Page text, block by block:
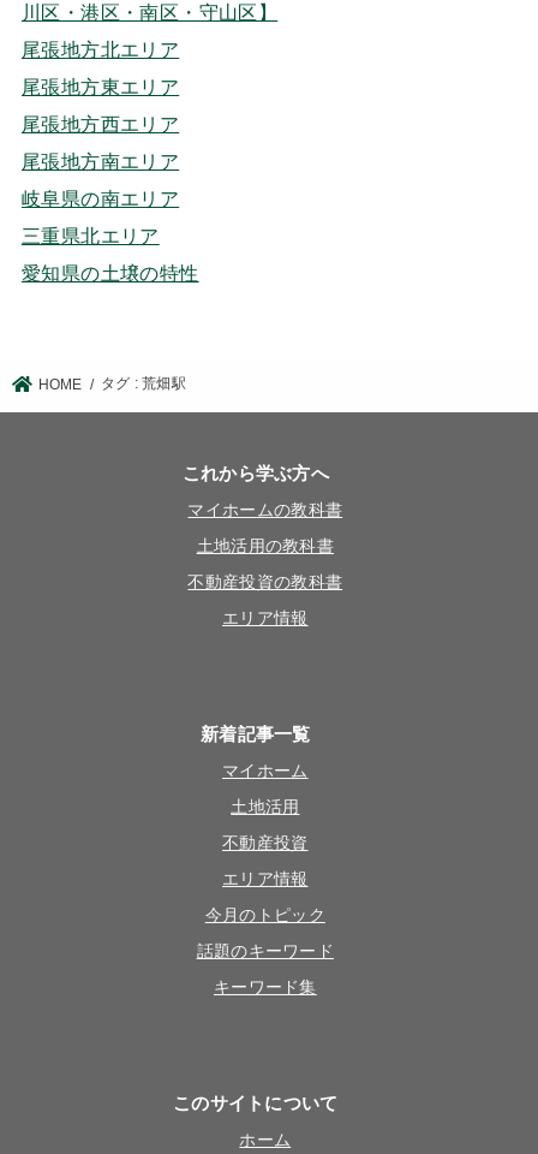
川区・港区・南区・守山区】
尾張地方北エリア
尾張地方東エリア
尾張地方西エリア
尾張地方南エリア
岐阜県の南エリア
三重県北エリア
愛知県の土壌の特性
HOME タグ : 荒畑駅
これから学ぶ方へ
マイホームの教科書
土地活用の教科書
不動産投資の教科書
エリア情報
新着記事一覧
マイホーム
土地活用
不動産投資
エリア情報
今月のトピック
話題のキーワード
キーワード集
このサイトについて
ホーム